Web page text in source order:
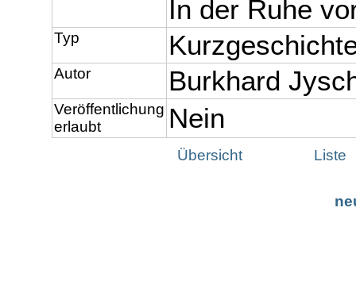
In der Ruhe
Typ
Autor Burkhard
Veröffentlichung
erlaubt
Nein
Übersicht Liste